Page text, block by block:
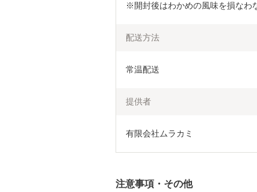
※開封後はわかめの風味を損なわ
配送方法
常温配送
提供者
有限会社ムラカミ
注意事項・その他